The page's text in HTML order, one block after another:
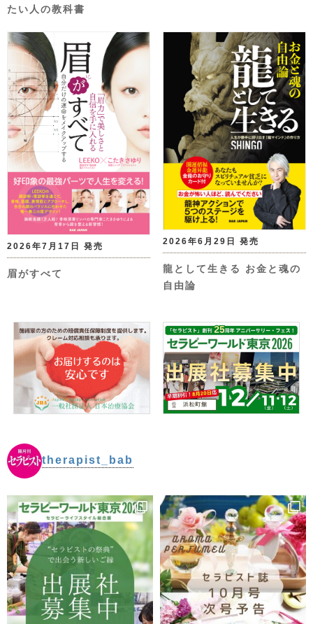
たい人の教科書
2026年7月17日 発売
眉がすべて
2026年6月29日 発売
龍として生きる お金と魂の
自由論
therapist_bab